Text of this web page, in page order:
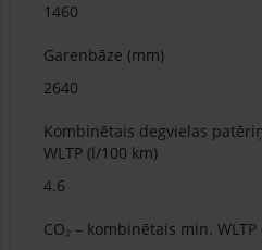
1460
Garenbāze (mm)
2640
Kombinētais degvielas
WLTP (l/100 km)
4.6
CO₂ – kombinētais min. WLTP